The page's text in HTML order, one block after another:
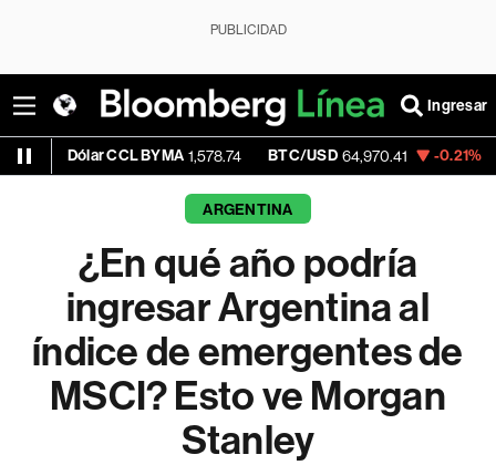
PUBLICIDAD
Ingresar
CCL BYMA 1,578.74 BTC/USD 64,970.41 -0.21% ETH/USD
ARGENTINA
¿En qué año podría
ingresar Argentina al
índice de emergentes de
MSCI? Esto ve Morgan
Stanley